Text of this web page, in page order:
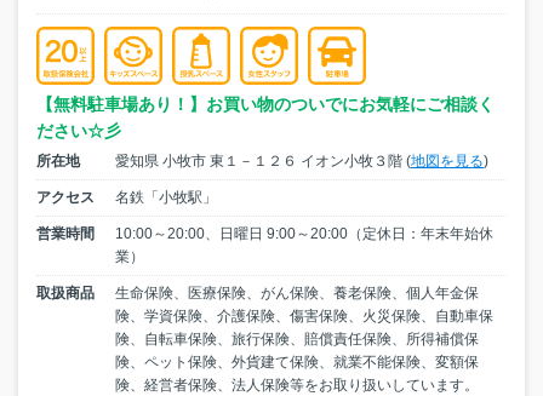
【無料駐車場あり！】お買い物のついでにお気軽にご相談く
ださい☆彡
所在地 愛知県 小牧市 東１－１２６ イオン小牧３階 (地図を見る)
アクセス 名鉄「小牧駅」
営業時間
10:00～20:00、日曜日 9:00～20:00（定休日：年末年始休
業）
取扱商品
生命保険、医療保険、がん保険、養老保険、個人年金保
険、学資保険、介護保険、傷害保険、火災保険、自動車保
険、自転車保険、旅行保険、賠償責任保険、所得補償保
険、ペット保険、外貨建て保険、就業不能保険、変額保
険、経営者保険、法人保険等をお取り扱いしています。